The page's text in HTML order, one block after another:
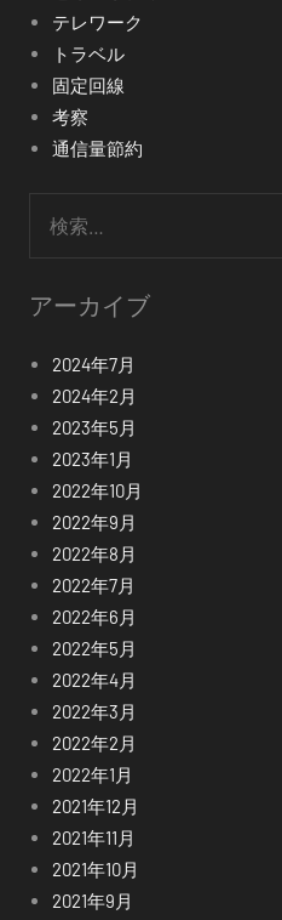
テレワーク
トラベル
固定回線
考察
通信量節約
アーカイブ
2024年7月
2024年2月
2023年5月
2023年1月
2022年10月
2022年9月
2022年8月
2022年7月
2022年6月
2022年5月
2022年4月
2022年3月
2022年2月
2022年1月
2021年12月
2021年11月
2021年10月
2021年9月